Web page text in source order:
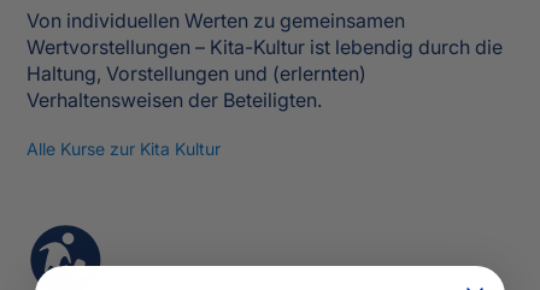
Von individuellen Werten zu gemeinsamen
Wertvorstellungen – Kita-Kultur ist lebendig durch die
Haltung, Vorstellungen und (erlernten)
Verhaltensweisen der Beteiligten.
Alle Kurse zur Kita Kultur